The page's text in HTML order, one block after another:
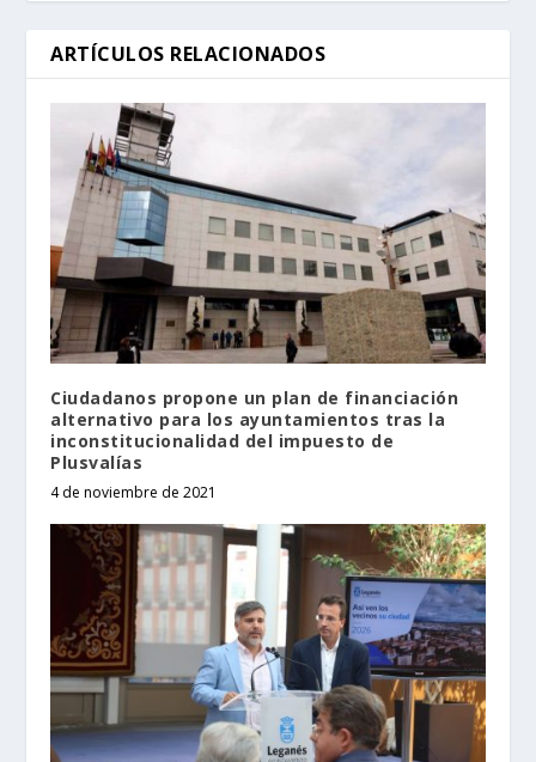
ARTÍCULOS RELACIONADOS
Ciudadanos propone un plan de financiación
alternativo para los ayuntamientos tras la
inconstitucionalidad del impuesto de
Plusvalías
4 de noviembre de 2021